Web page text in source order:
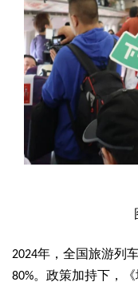
2024年，全国旅游列
80%。政策加持下，